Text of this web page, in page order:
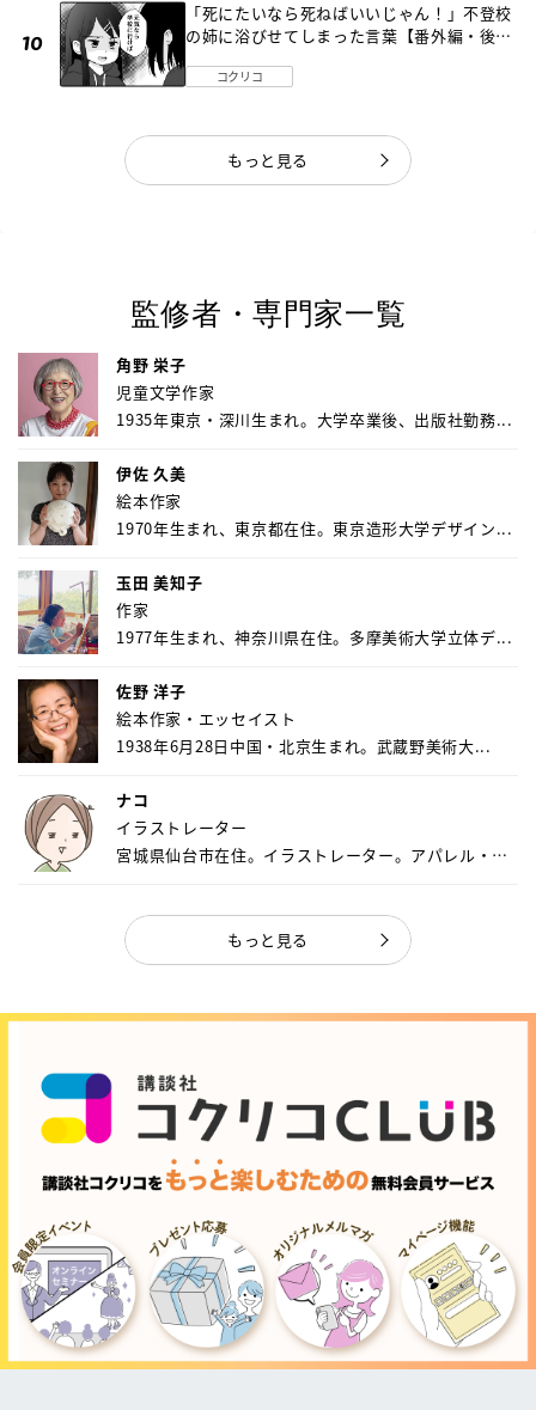
「死にたいなら死ねばいいじゃん！」不登校
の姉に浴びせてしまった言葉【番外編・後
コクリコ
もっと見る
監修者・専門家一覧
角野 栄子
児童文学作家
1935年東京・深川生まれ。大学卒業後、出版社勤務...
伊佐 久美
絵本作家
1970年生まれ、東京都在住。東京造形大学デザイン...
玉田 美知子
作家
1977年生まれ、神奈川県在住。多摩美術大学立体デ...
佐野 洋子
絵本作家・エッセイスト
1938年6月28日中国・北京生まれ。武蔵野美術大...
ナコ
イラストレーター
宮城県仙台市在住。イラストレーター。アパレル・キ
もっと見る